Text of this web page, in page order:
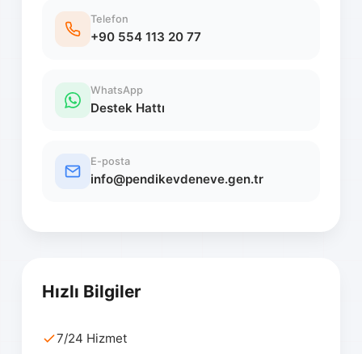
Telefon
+90 554 113 20 77
WhatsApp
Destek Hattı
E-posta
info@pendikevdeneve.gen.tr
Hızlı Bilgiler
7/24 Hizmet